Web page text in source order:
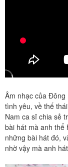
Âm nhạc của
tình yêu, về thế
Nam ca sĩ chia sẻ
bài hát mà anh thể
những bài hát đó,
nhờ vậy mà anh